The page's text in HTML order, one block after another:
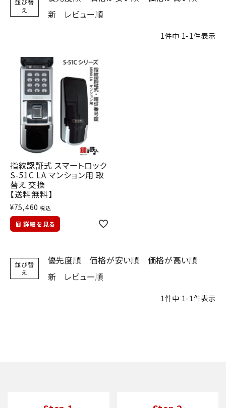
え
新
レビュー順
1件中 1-1件表示
指紋認証式 スマートロック
S-51C LA マンション用 取
替え 交換
【送料無料】
¥75,460 税込
詳細を見る
並び替
え
優先度順 価格が安い順
価格が高い順
新
レビュー順
1件中 1-1件表示